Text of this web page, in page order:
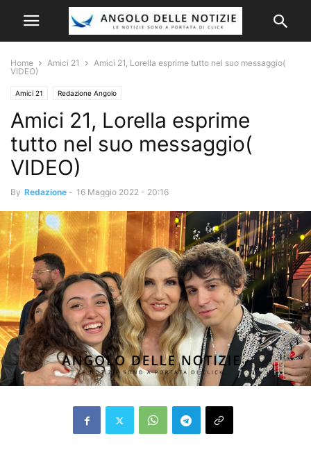
Home Amici 21
Amici 21, Lorella esprime tutto nel suo messaggio(
VIDEO)
Amici 21 Redazione Angolo
Amici 21, Lorella esprime
tutto nel suo messaggio(
VIDEO)
By Redazione - 16 Maggio 2022 - 20:16